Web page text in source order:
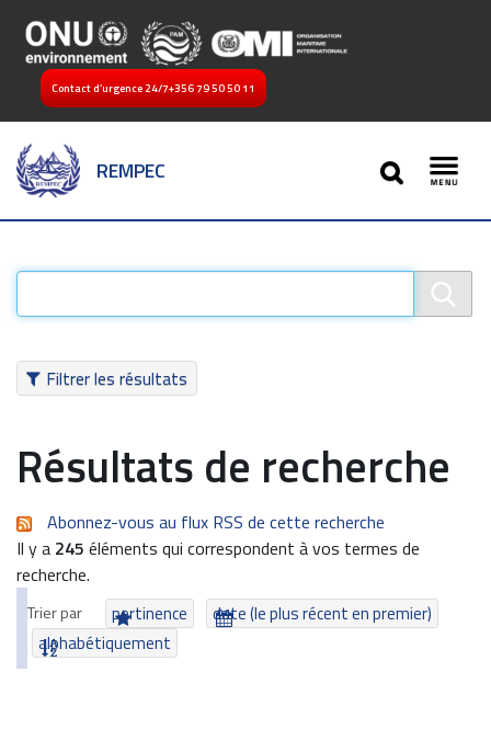
Contact d’urgence 24/7+356 79 50 50 11
REMPEC
SEARCH
Filtrer les résultats
Résultats de recherche
Abonnez-vous au flux RSS de cette recherche
Il y a 245 éléments qui correspondent à vos termes de
recherche.
Trier par pertinence
date (le plus récent en premier)
alphabétiquement